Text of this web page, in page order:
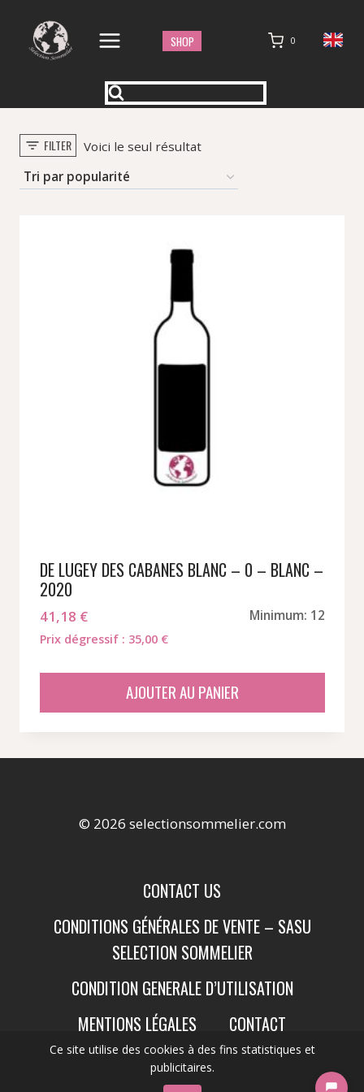
Ce site utilise des cookies à des fins statistiques et
publicitaires.
contenu
SHOP 0
FILTER Voici le seul résultat
DE LUGEY DES CABANES BLANC – 0 – BLANC –
2020
41,18 € Minimum: 12
Prix dégressif : 35,00 €
AJOUTER AU PANIER
© 2026 selectionsommelier.com
CONTACT US
CONDITIONS GÉNÉRALES DE VENTE – SASU
SELECTION SOMMELIER
CONDITION GENERALE D’UTILISATION
MENTIONS LÉGALES
CONTACT